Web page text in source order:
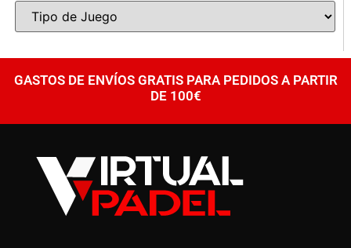
GASTOS DE ENVÍOS GRATIS PARA PEDIDOS A PARTIR
DE 100€